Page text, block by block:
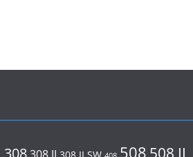
508 508 II